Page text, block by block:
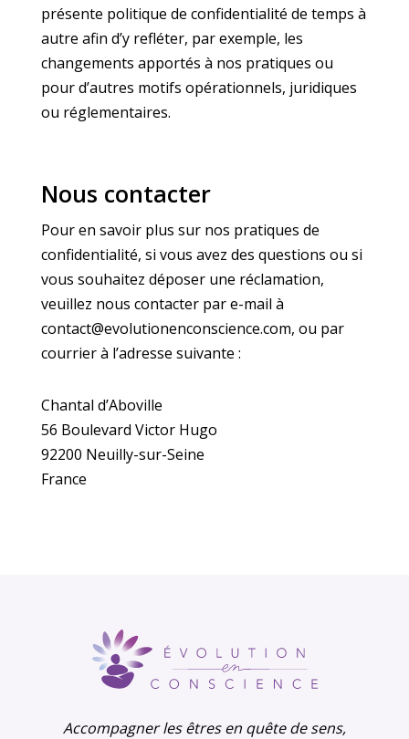
présente politique de confidentialité de temps à
autre afin d’y refléter, par exemple, les
changements apportés à nos pratiques ou
pour d’autres motifs opérationnels, juridiques
ou réglementaires.
Nous contacter
Pour en savoir plus sur nos pratiques de
confidentialité, si vous avez des questions ou si
vous souhaitez déposer une réclamation,
veuillez nous contacter par e-mail à
contact@evolutionenconscience.com, ou par
courrier à l’adresse suivante :
Chantal d’Aboville
56 Boulevard Victor Hugo
92200 Neuilly-sur-Seine
France
Accompagner les êtres en quête de sens,